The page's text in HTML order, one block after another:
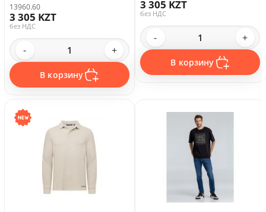
13960.60
3 305 KZT
без НДС
- +
В корзину
3 305 KZT
без НДС
- +
В корзину